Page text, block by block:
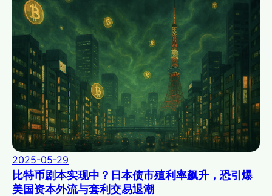
2025-05-29
比特币剧本实现中？日本债市殖利率飙升，恐引爆
美国资本外流与套利交易退潮